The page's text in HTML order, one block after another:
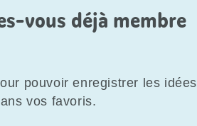
vous déjà membre
pouvoir enregistrer les idées
vos favoris.